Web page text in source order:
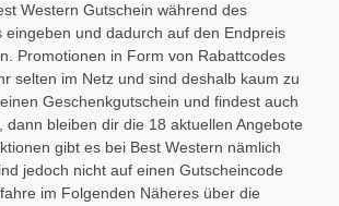
Western Gutschein während des
eingeben und dadurch auf den Endpreis
Promotionen in Form von Rabattcodes
selten im Netz und sind deshalb kaum zu
Geschenkgutschein und findest auch
dann bleiben dir die 18 aktuellen Angebote
gibt es bei Best Western nämlich
jedoch nicht auf einen Gutscheincode
im Folgenden Näheres über die